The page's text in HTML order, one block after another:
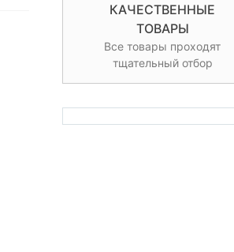
КАЧЕСТВЕННЫЕ
ТОВАРЫ
Все товары проходят
тщательный отбор